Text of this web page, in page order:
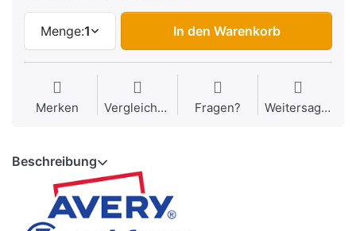
Menge:1 In den Warenkorb
Merken Vergleichen Fragen? Weitersagen
Beschreibung